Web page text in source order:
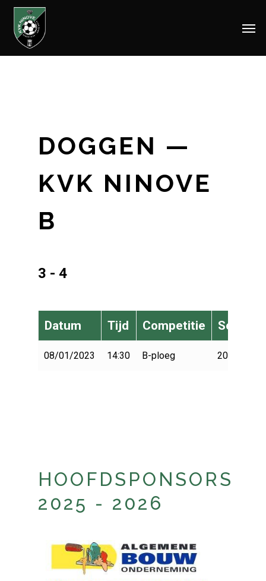
Skip
DOGGEN —
KVK NINOVE
B
3 - 4
Datum Tijd Competitie Seizoen
08/01/2023 14:30 B-ploeg 2022-2023
HOOFDSPONSORS
2025 - 2026